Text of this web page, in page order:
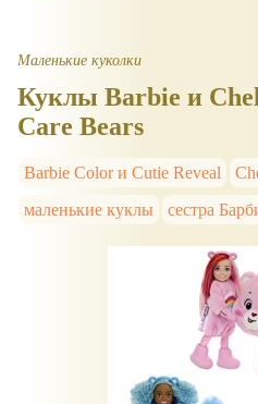
Маленькие куколки
Куклы Barbie и
Care Bears
Barbie Color и Cutie Reveal
маленькие куклы
сестра